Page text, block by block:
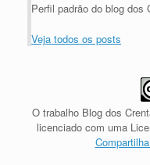
Perfil padrão do blog dos
Veja todos os posts
O trabalho Blog dos
licenciado com uma